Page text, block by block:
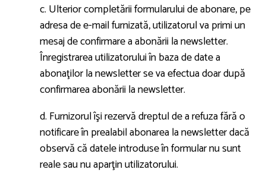
c. Ulterior completării formularului de abonare, pe
adresa de e-mail furnizată, utilizatorul va primi un
mesaj de confirmare a abonării la newsletter.
Înregistrarea utilizatorului în baza de date a
abonaţilor la newsletter se va efectua doar după
confirmarea abonării la newsletter.
d. Furnizorul îşi rezervă dreptul de a refuza fără o
notificare în prealabil abonarea la newsletter dacă
observă că datele introduse în formular nu sunt
reale sau nu aparţin utilizatorului.